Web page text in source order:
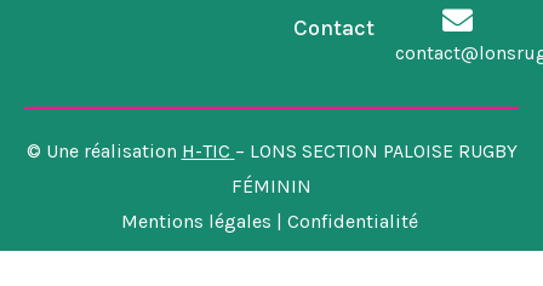
Contact
© Une réalisation H-TIC – LONS SECTION PALOISE RUGBY
FÉMININ
Mentions légales | Confidentialité